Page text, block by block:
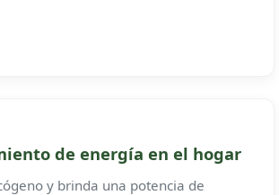
de energía en el hogar
y brinda una potencia de